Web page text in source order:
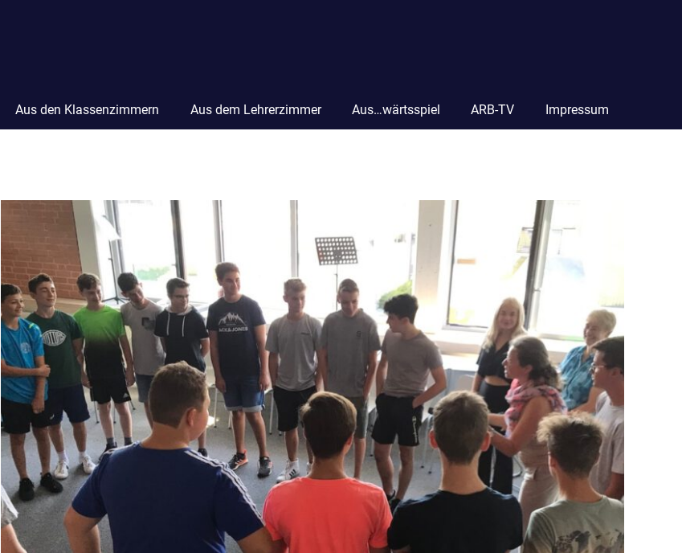
Aus den Klassenzimmern Aus dem Lehrerzimmer Aus…wärtsspiel ARB-TV Impressum